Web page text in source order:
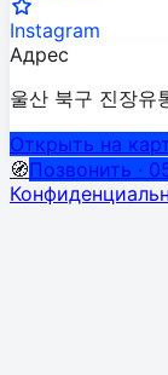
Instagram
Адрес
울산 북구 진장유
Открыть на
🧭Позвонить ·